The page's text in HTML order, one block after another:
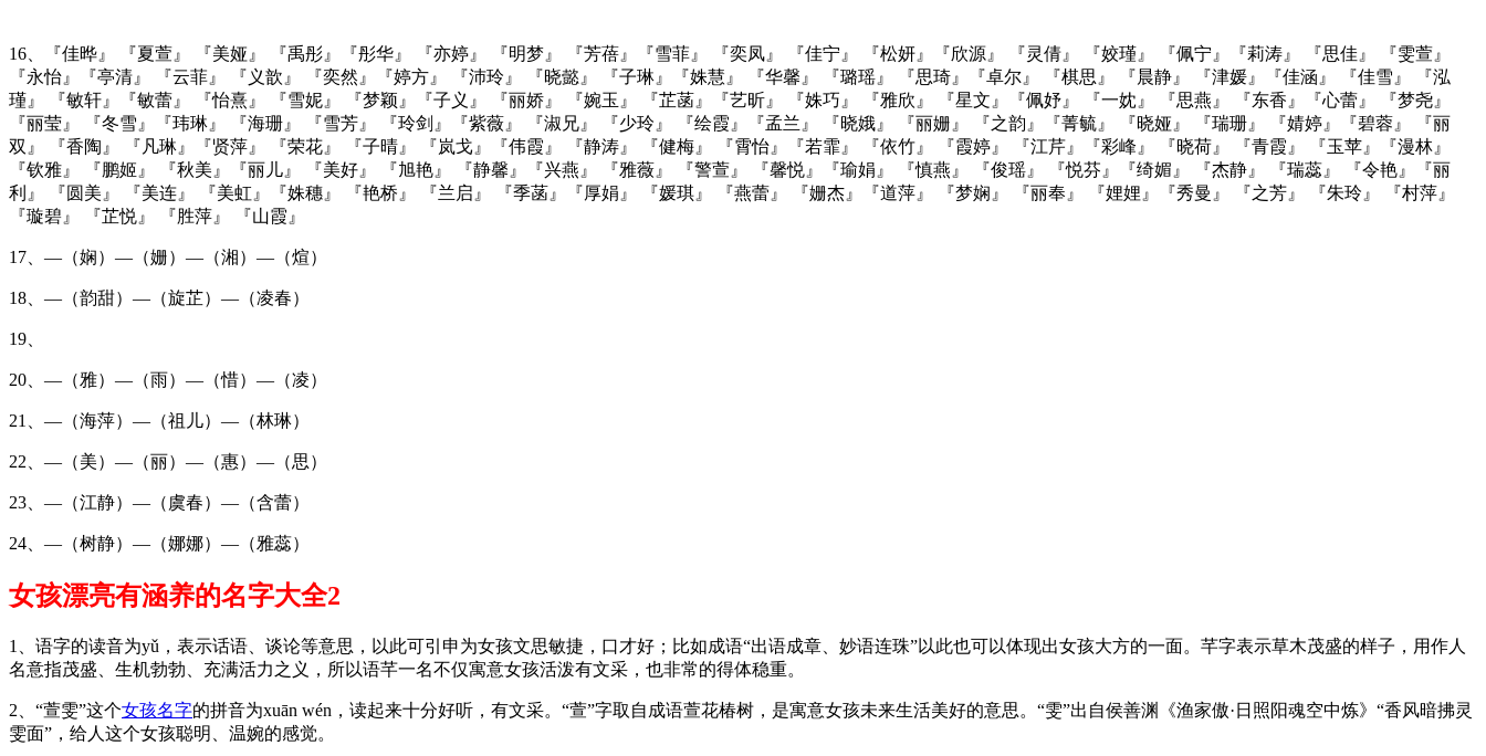
16、『佳晔』 『夏萱』 『美娅』 『禹彤』『彤华』 『亦婷』 『明梦』 『芳蓓』『雪菲』 『奕凤』 『佳宁』 『松妍』『欣源』 『灵倩』 『姣瑾』 『佩宁』『莉涛』 『思佳』 『雯萱』
『永怡』『亭清』 『云菲』 『义歆』 『奕然』『婷方』 『沛玲』 『晓懿』 『子琳』『姝慧』 『华馨』 『璐瑶』 『思琦』『卓尔』 『棋思』 『晨静』 『津媛』『佳涵』 『佳雪』 『泓
瑾』 『敏轩』『敏蕾』 『怡熹』 『雪妮』 『梦颖』『子义』 『丽娇』 『婉玉』 『芷菡』『艺昕』 『姝巧』 『雅欣』 『星文』『佩妤』 『一妉』 『思燕』 『东香』『心蕾』 『梦尧』
『丽莹』 『冬雪』『玮琳』 『海珊』 『雪芳』 『玲剑』『紫薇』 『淑兄』 『少玲』 『绘霞』『孟兰』 『晓娥』 『丽姗』 『之韵』『菁毓』 『晓娅』 『瑞珊』 『婧婷』『碧蓉』 『丽
双』 『香陶』 『凡琳』『贤萍』 『荣花』 『子晴』 『岚戈』『伟霞』 『静涛』 『健梅』 『霄怡』『若霏』 『依竹』 『霞婷』 『江芹』『彩峰』 『晓荷』 『青霞』 『玉苹』『漫林』
『钦雅』 『鹏姬』 『秋美』『丽儿』 『美好』 『旭艳』 『静馨』『兴燕』 『雅薇』 『警萱』 『馨悦』『瑜娟』 『慎燕』 『俊瑶』 『悦芬』『绮媚』 『杰静』 『瑞蕊』 『令艳』『丽
利』 『圆美』 『美连』 『美虹』『姝穗』 『艳桥』 『兰启』 『季菡』『厚娟』 『媛琪』 『燕蕾』 『姗杰』『道萍』 『梦娴』 『丽奉』 『娌娌』『秀曼』 『之芳』 『朱玲』 『村萍』
『璇碧』 『芷悦』 『胜萍』 『山霞』
17、—（娴）—（姗）—（湘）—（煊）
18、—（韵甜）—（旋芷）—（凌春）
19、
20、—（雅）—（雨）—（惜）—（凌）
21、—（海萍）—（祖儿）—（林琳）
22、—（美）—（丽）—（惠）—（思）
23、—（江静）—（虞春）—（含蕾）
24、—（树静）—（娜娜）—（雅蕊）
女孩漂亮有涵养的名字大全2
1、语字的读音为yǔ，表示话语、谈论等意思，以此可引申为女孩文思敏捷，口才好；比如成语“出语成章、妙语连珠”以此也可以体现出女孩大方的一面。芊字表示草木茂盛的样子，用作人
名意指茂盛、生机勃勃、充满活力之义，所以语芊一名不仅寓意女孩活泼有文采，也非常的得体稳重。
2、“萱雯”这个女孩名字的拼音为xuān wén，读起来十分好听，有文采。“萱”字取自成语萱花椿树，是寓意女孩未来生活美好的意思。“雯”出自侯善渊《渔家傲·日照阳魂空中炼》“香风暗拂灵
雯面”，给人这个女孩聪明、温婉的感觉。